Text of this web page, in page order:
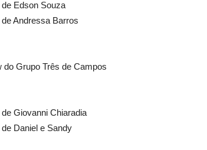
Edson Souza
Andressa Barros
do Grupo Três de Campos
Giovanni Chiaradia
Daniel e Sandy